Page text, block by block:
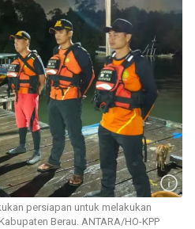
persiapan untuk melakukan
Berau. ANTARA/HO-KPP